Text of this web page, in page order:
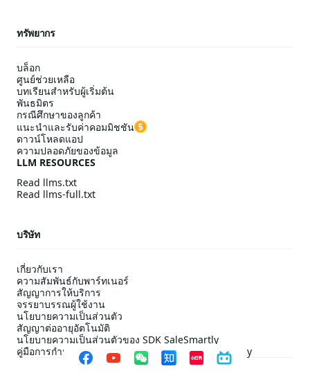
ทรัพยากร
บล็อก
ศูนย์ช่วยเหลือ
บทเรียนสำหรับผู้เริ่มต้น
พันธมิตร
กรณีศึกษาของลูกค้า
แนะนำและรับค่าคอมมิชชัน
ดาวน์โหลดแอป
ความปลอดภัยของข้อมูล
LLM RESOURCES
Read llms.txt
Read llms-full.txt
บริษัท
เกี่ยวกับเรา
ความสัมพันธ์กับพาร์ทเนอร์
สัญญาการให้บริการ
จรรยาบรรณผู้ใช้งาน
นโยบายความเป็นส่วนตัว
สัญญาต่ออายุอัตโนมัติ
นโยบายความเป็นส่วนตัวของ SDK SaleSmartly
คู่มือการกำหนดค่าการปฏิบัติตาม SDK ของ SaleSmartly